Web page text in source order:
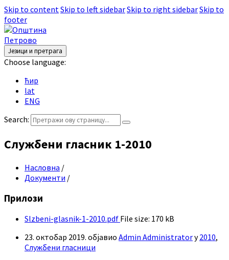
Skip to contentSkip to left sidebarSkip to right sidebarSkip to
footer
Језици и претрага
Choose language:
ћир
lat
ENG
Search:
Службени гласник 1-2010
Насловна /
Документи /
Прилози
Slzbeni-glasnik-1-2010.pdf File size: 170 kB
23. октобар 2019. објавио Admin Administratorу2010,
Службени гласници